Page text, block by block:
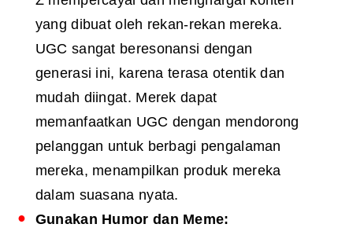
yang dibuat oleh rekan-rekan mereka.
UGC sangat beresonansi dengan
generasi ini, karena terasa otentik dan
mudah diingat. Merek dapat
memanfaatkan UGC dengan mendorong
pelanggan untuk berbagi pengalaman
mereka, menampilkan produk mereka
dalam suasana nyata.
Gunakan Humor dan Meme: